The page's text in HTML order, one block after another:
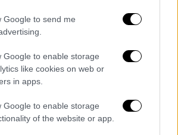
Google to send me
Google to enable storage
like cookies on web or
in apps.
Google to enable storage
of the website or app.
ενημερώνει τον Μαθιό. Η
να ερευνά τη ζωή της
πια βάσιμες υποψίες
ένα τρίτο πρόσωπο. Η
τις υποψίες της και
σημαντικές αποφάσεις. Ο
τη Στέλλα να δώσουν μία